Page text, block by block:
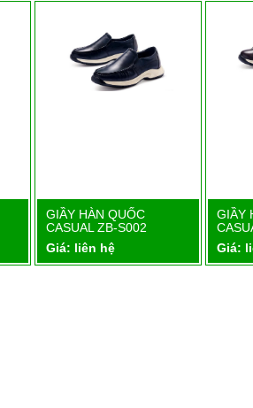
Chi tiết
GIẦY HÀN QUỐC
CASUAL ZB-S002
Giá: liên hệ
GIẦY
Giá: